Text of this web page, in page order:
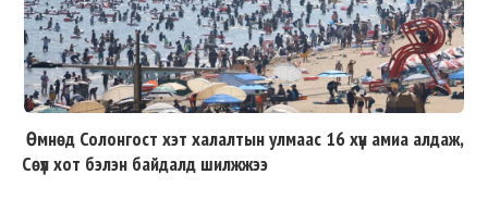
Өмнөд Солонгост хэт халалтын улмаас 16 хүн амиа алдаж,
Сөүл хот бэлэн байдалд шилжжээ